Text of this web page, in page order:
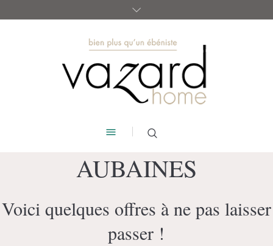
AUBAINES
Voici quelques offres à ne pas laisser
passer !